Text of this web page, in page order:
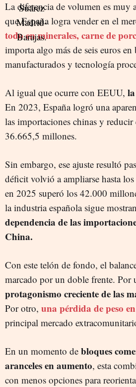
La diferencia de volumen es muy
que España logra vender en el
todo en minerales, carne de
importa algo más de seis euros en
manufacturados y tecnología
Al igual que ocurre con EEUU,
En 2023, España logró una
las importaciones chinas y
36.665,5 millones.
Sin embargo, ese ajuste resultó
déficit volvió a ampliarse hasta
en 2025 superó los 42.000
la industria española sigue
dependencia de las
China.
Con este telón de fondo, el
marcado por un doble frente. Por
protagonismo creciente de las
Por otro, una pérdida de peso
principal mercado
En un momento de bloques
aranceles en aumento, esta
con menos opciones para